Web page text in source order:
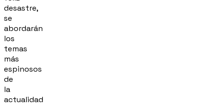
desastre,
se
abordarán
los
temas
más
espinosos
de
la
actualidad